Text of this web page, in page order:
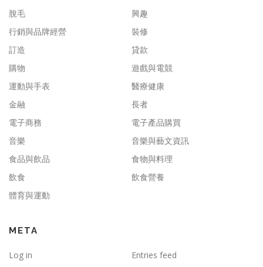
脫毛
興趣
行銷與品牌經營
裝修
訂造
貸款
購物
遊戲與電競
運動與手表
醫療健康
金融
長者
電子商務
電子產品購買
音樂
音樂與藝文資訊
食品與飲品
食物與料理
飲食
飲食營養
體育與運動
META
Log in Entries feed